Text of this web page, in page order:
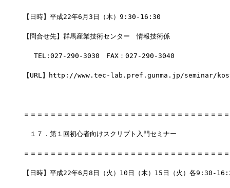
【日時】平成22年6月3日（木）9:30-16:30
【問合せ先】群馬産業技術センター　情報技術係
TEL:027-290-3030　FAX：027-290-3040
【URL】http://www.tec-lab.pref.gunma.jp/seminar/
＝＝＝＝＝＝＝＝＝＝＝＝＝＝＝＝＝＝＝＝＝＝＝＝＝＝＝＝＝＝
１７．第１回初心者向けスクリプト入門セミナー
＝＝＝＝＝＝＝＝＝＝＝＝＝＝＝＝＝＝＝＝＝＝＝＝＝＝＝＝＝＝
【日時】平成22年6月8日（火）10日（木）15日（火）各9:30-